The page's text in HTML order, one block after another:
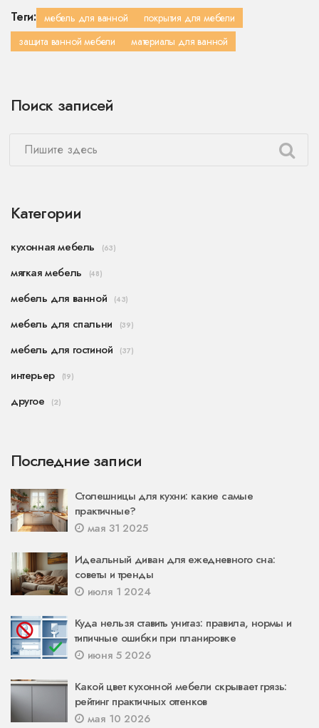
Теги: мебель для ванной
покрытия для мебели
защита ванной мебели
материалы для ванной
Поиск записей
Категории
кухонная мебель (63)
мягкая мебель (48)
мебель для ванной (43)
мебель для спальни (39)
мебель для гостиной (37)
интерьер (19)
другое (2)
Последние записи
Столешницы для кухни: какие самые
практичные?
мая 31 2025
Идеальный диван для ежедневного сна:
советы и тренды
июля 1 2024
Куда нельзя ставить унитаз: правила, нормы и
типичные ошибки при планировке
июня 5 2026
Какой цвет кухонной мебели скрывает грязь:
рейтинг практичных оттенков
мая 10 2026